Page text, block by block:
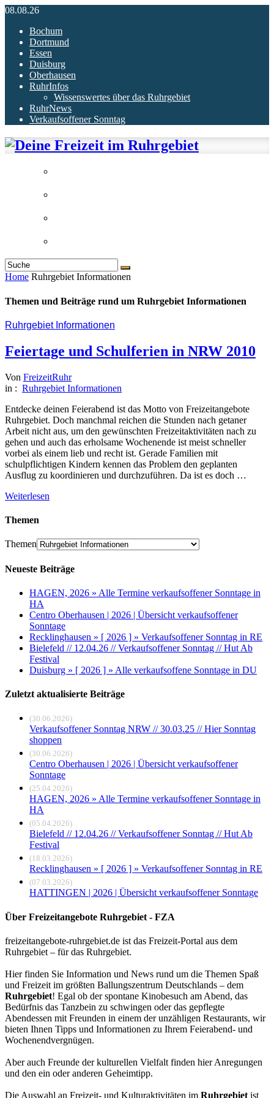
08.08.26
Bochum
Dortmund
Essen
Duisburg
Oberhausen
RuhrInfos
Wissenswertes über das Ruhrgebiet
RuhrNews
Verkaufsoffener Sonntag
Home Ruhrgebiet Informationen
Themen und Beiträge rund um Ruhrgebiet Informationen
Ruhrgebiet Informationen
Feiertage und Schulferien in NRW 2010
Von FreizeitRuhr
in : Ruhrgebiet Informationen
Entdecke deinen Feierabend ist das Motto von Freizeitangebote
Ruhrgebiet. Doch manchmal reichen die Stunden nach getaner
Arbeit nicht aus, um den gewünschten Freizeitaktivitäten nach zu
gehen und auch das erholsame Wochenende ist meist schneller
vorbei als einem lieb und recht ist. Gerade Familien mit
schulpflichtigen Kindern kennen das Problem den geplanten
Ausflug zu koordinieren und durchzuführen. Da ist es doch …
Weiterlesen
Themen
Themen
Neueste Beiträge
HAGEN, 2026 » Alle Termine verkaufsoffener Sonntage in
HA
Centro Oberhausen | 2026 | Übersicht verkaufsoffener
Sonntage
Recklinghausen » [ 2026 ] » Verkaufsoffener Sonntag in RE
Bielefeld // 12.04.26 // Verkaufsoffener Sonntag // Hut Ab
Festival
Duisburg » [ 2026 ] » Alle verkaufsoffene Sonntage in DU
Zuletzt aktualisierte Beiträge
(30.06.2026)
Verkaufsoffener Sonntag NRW // 30.03.25 // Hier Sonntag
shoppen
(30.06.2026)
Centro Oberhausen | 2026 | Übersicht verkaufsoffener
Sonntage
(25.04.2026)
HAGEN, 2026 » Alle Termine verkaufsoffener Sonntage in
HA
(05.04.2026)
Bielefeld // 12.04.26 // Verkaufsoffener Sonntag // Hut Ab
Festival
(18.03.2026)
Recklinghausen » [ 2026 ] » Verkaufsoffener Sonntag in RE
(07.03.2026)
HATTINGEN | 2026 | Übersicht verkaufsoffener Sonntage
Über Freizeitangebote Ruhrgebiet - FZA
freizeitangebote-ruhrgebiet.de ist das Freizeit-Portal aus dem
Ruhrgebiet – für das Ruhrgebiet.
Hier finden Sie Information und News rund um die Themen Spaß
und Freizeit im größten Ballungszentrum Deutschlands – dem
Ruhrgebiet! Egal ob der spontane Kinobesuch am Abend, das
Bedürfnis das Tanzbein zu schwingen oder das gepflegte
Abendessen mit Freunden in einem der unzähligen Restaurants, wir
bieten Ihnen Tipps und Informationen zu Ihrem Feierabend- und
Wochenendvergnügen.
Aber auch Freunde der kulturellen Vielfalt finden hier Anregungen
und den ein oder anderen Geheimtipp.
Die Auswahl an Freizeit- und Kulturaktivitäten im Ruhrgebiet ist